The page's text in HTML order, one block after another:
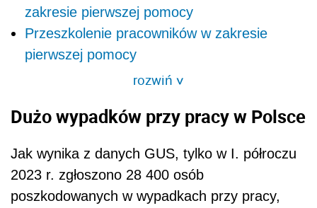
zakresie pierwszej pomocy
Przeszkolenie pracowników w zakresie
pierwszej pomocy
rozwiń>
Dużo wypadków przy pracy w Polsce
Jak wynika z danych GUS, tylko w I. półroczu
2023 r. zgłoszono 28 400 osób
poszkodowanych w wypadkach przy pracy,